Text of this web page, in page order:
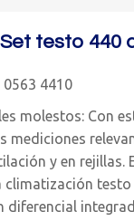
testo 440
0563 4410
molestos: Con
mediciones
y en rejillas.
testo
diferencial